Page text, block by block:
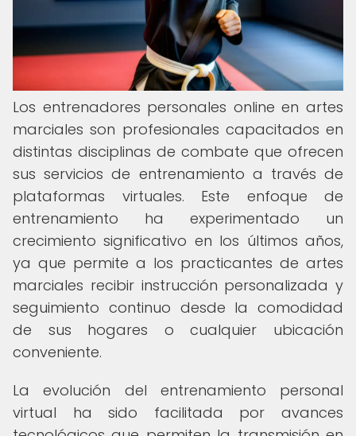
Los entrenadores personales online en artes
marciales son profesionales capacitados en
distintas disciplinas de combate que ofrecen
sus servicios de entrenamiento a través de
plataformas virtuales. Este enfoque de
entrenamiento ha experimentado un
crecimiento significativo en los últimos años,
ya que permite a los practicantes de artes
marciales recibir instrucción personalizada y
seguimiento continuo desde la comodidad
de sus hogares o cualquier ubicación
conveniente.
La evolución del entrenamiento personal
virtual ha sido facilitada por avances